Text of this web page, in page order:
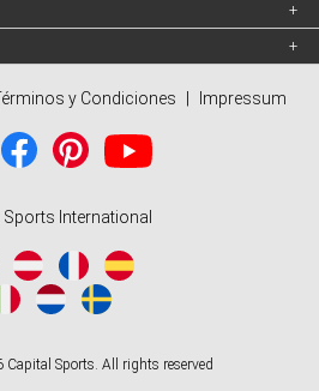
y Condiciones Impressum
Sports International
Sports. All rights reserved